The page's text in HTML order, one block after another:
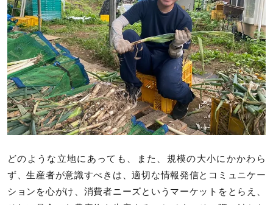
どのような立地にあっても、また、規模の大小にかかわら
ず、生産者が意識すべきは、適切な情報発信とコミュニケー
ションを心がけ、消費者ニーズというマーケットをとらえ、